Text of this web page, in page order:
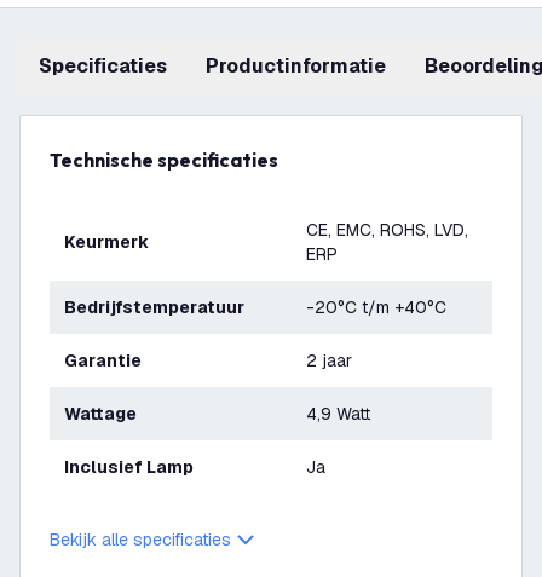
Specificaties productinformatie
Technische specificaties
Keurmerk
CE, EMC, ROHS, LVD,
ERP
Bedrijfstemperatuur -20°C t/m +40°C
Garantie 2 jaar
Wattage 4,9 Watt
Inclusief Lamp Ja
Bekijk alle specificaties